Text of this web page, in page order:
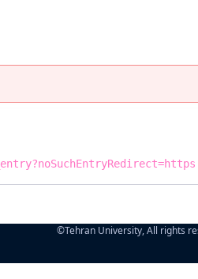
©Tehran University, All rights